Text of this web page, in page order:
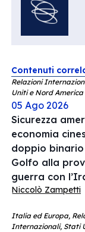
Contenuti
Relazioni
Uniti e Nord America
05 Ago 2026
Sicurezza
economia
doppio
Golfo alla
guerra con
Niccolò Zampetti
Italia ed Europa,
Internazionali, Stati